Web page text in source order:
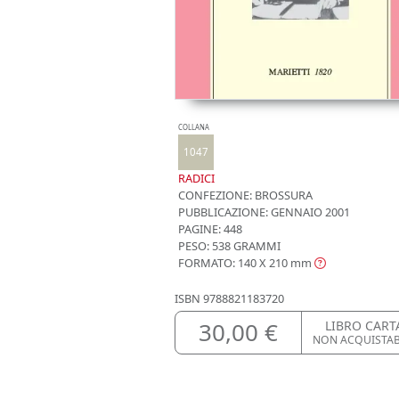
COLLANA
1047
RADICI
CONFEZIONE: BROSSURA
PUBBLICAZIONE:GENNAIO 2001
PAGINE: 448
PESO: 538 GRAMMI
FORMATO: 140 X 210 mm
ISBN 9788821183720
30,00 € LIBRO
NON